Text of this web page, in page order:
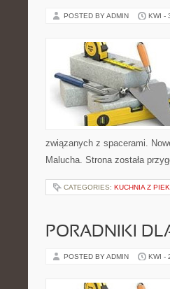
POSTED BY ADMIN KWI -
związanych z spacerami.
Malucha. Strona została
CATEGORIES: KUCHNIA Z
PORADNIKI
POSTED BY ADMIN KWI -